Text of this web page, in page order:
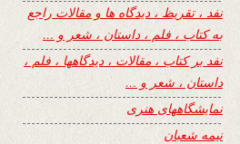
نفد ، تقریظ ، دیدگاه ها و مقالات راجع
به کتاب ، فلم ، داستان ، شعر و …
نفد بر کتاب ، مقالات ، دیدگاهها ، فلم ،
داستان ، شعر و …
نمایشگاههای هنری
نیمه شعبان